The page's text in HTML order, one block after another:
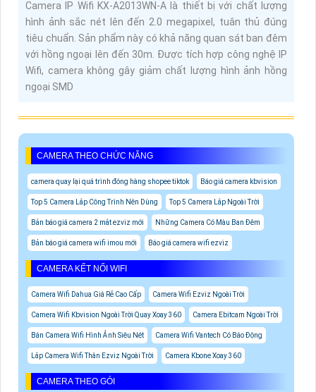
Camera IP Wifi KX-A2013WN-A là thiết bị với chất lượng
hình ảnh sắc nét lên đến 2.0 megapixel, tuân thủ đúng
tiêu chuẩn. Sản phẩm này có khả năng quan sát ban đêm
với hồng ngoại lên đến 30m. Được tích hợp công nghệ IP
Wifi, camera không gây giảm chất lượng hình ảnh hồng
ngoại SMD
CAMERA THEO CHỨC NĂNG
camera quay lại quá trình đóng hàng shopee tiktok Báo giá camera kbvision
Top 5 Camera Lắp Công Trình Nên Dùng Top 5 Camera Lắp Ngoài Trời
Bản báo giá camera 2 mắt ezviz mới Những Camera Có Màu Ban Đêm
Bản báo giá camera wifi imou mới Báo giá camera wifi ezviz
CAMERA KẾT NỐI WIFI
Camera Wifi Dahua Giá Rẻ Cao Cấp Camera Wifi Ezviz Ngoài Trời
Camera Wifi Kbvision Ngoài Trời Quay Xoay 360 Camera Ebitcam Ngoài Trời
Bán Camera Wifi Hình Ảnh Siêu Nét Camera Wifi Vantech Có Báo Động
Lắp Camera Wifi Thân Ezviz Ngoài Trời Camera Kbone Xoay 360
CAMERA THEO GÓI